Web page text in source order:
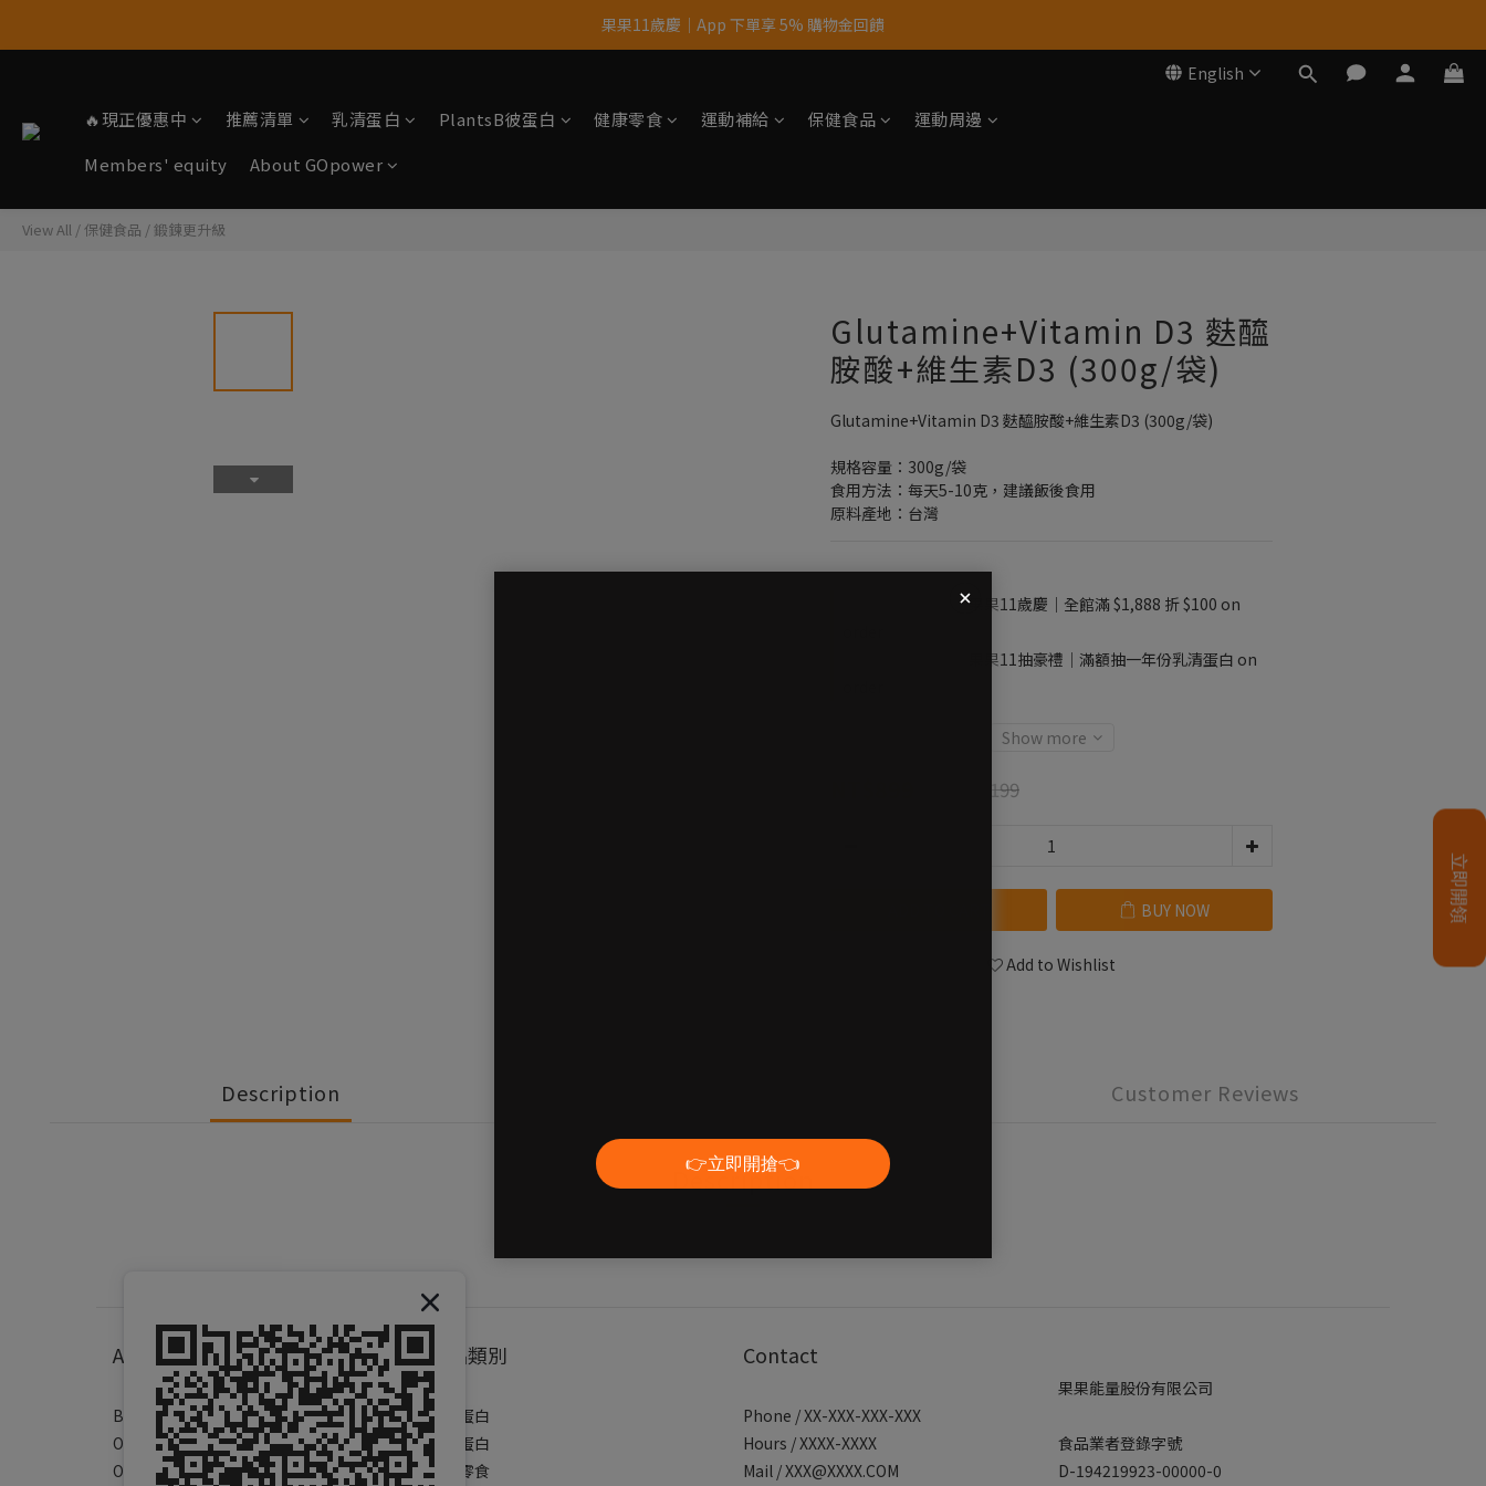
果果11歲慶｜App 下單享 5% 購物金回饋
果果11歲慶｜App 下單享 5% 購物金回饋
11歲慶好禮｜買 500g/1kg 指定乳清2包贈品牌毛巾
English
🔥現正優惠中 推薦清單 乳清蛋白 PlantsB彼蛋白 健康零食 運動補給 保健食品
運動周邊
Members' equity
About GOpower
View All /保健食品 /鍛鍊更升級
Glutamine+Vitamin D3 麩醯
胺酸+維生素D3 (300g/袋)
Glutamine+Vitamin D3 麩醯胺酸+維生素D3 (300g/袋)
規格容量：300g/袋
食用方法：每天5-10克，建議飯後食用
原料產地：台灣
08/16 16:00果果11歲慶｜全館滿 $1,888 折 $100 on
果果11抽豪禮｜滿額抽一年份乳清蛋白 on
Show more
NT$1,199
BUY NOW
Add to Wishlist
Description Customer Reviews
Description
About
Brand Story
Our Values
Our Team
產品類別
乳清蛋白
素食蛋白
健康零食
Contact
Phone / XX-XXX-XXX-XXX
Hours / XXXX-XXXX
Mail / XXX@XXXX.COM
果果能量股份有限公司
食品業者登錄字號
D-194219923-00000-0